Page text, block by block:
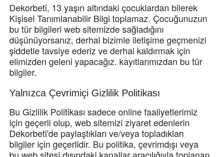
Dekorbeti, 13 yaşın altındaki çocuklardan bilerek
Kişisel Tanımlanabilir Bilgi toplamaz. Çocuğunuzun
bu tür bilgileri web sitemizde sağladığını
düşünüyorsanız, derhal bizimle iletişime geçmenizi
şiddetle tavsiye ederiz ve derhal kaldırmak için
elimizden geleni yapacağız. kayıtlarımızdan bu tür
bilgiler.
Yalnızca Çevrimiçi Gizlilik Politikası
Bu Gizlilik Politikası sadece online faaliyetlerimiz
için geçerli olup, web sitemizi ziyaret edenlerin
Dekorbeti'de paylaştıkları ve/veya topladıkları
bilgiler için geçerlidir. Bu politika, çevrimdışı veya
bu web sitesi dışındaki kanallar aracılığıyla toplanan